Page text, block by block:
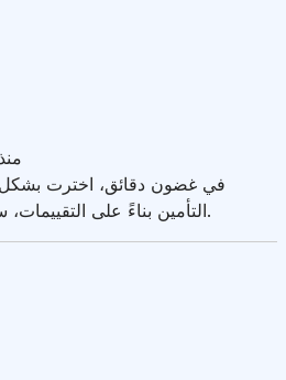
47
في غضون دقائق، اخترت
التأمين بناءً على التقييمات، سأتصل مرة أخرى. شكرًا لك.